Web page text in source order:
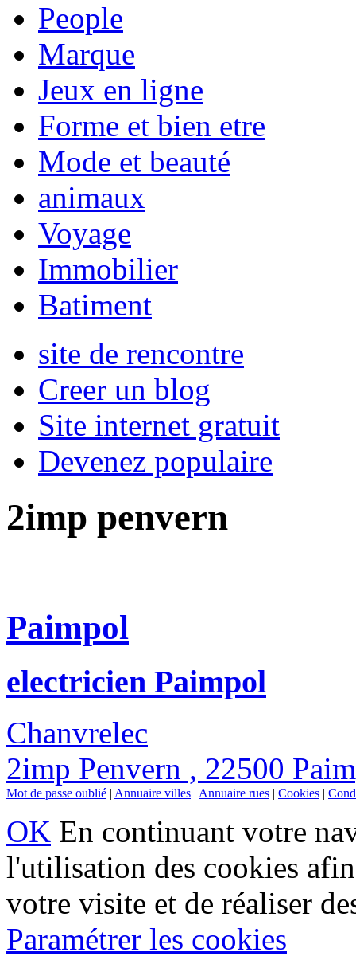
People
Marque
Jeux en ligne
Forme et bien etre
Mode et beauté
animaux
Voyage
Immobilier
Batiment
site de rencontre
Creer un blog
Site internet gratuit
Devenez populaire
2imp penvern
Paimpol
electricien Paimpol
Chanvrelec
2imp Penvern , 22500
Mot de passe oublié | Annuaire villes | Annuaire rues | Cookies |
OK En continuant votre
l'utilisation des cookies
votre visite et de réaliser
Paramétrer les cookies